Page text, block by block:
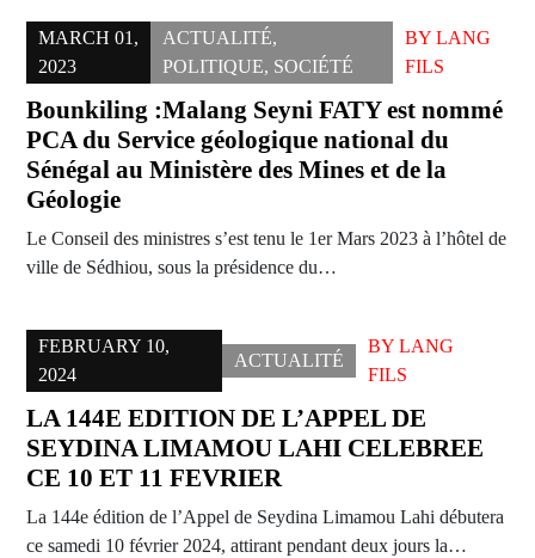
MARCH 01,
2023
ACTUALITÉ,
POLITIQUE, SOCIÉTÉ
BYLANG
FILS
Bounkiling :Malang Seyni FATY est nommé
PCA du Service géologique national du
Sénégal au Ministère des Mines et de la
Géologie
Le Conseil des ministres s’est tenu le 1er Mars 2023 à l’hôtel de
ville de Sédhiou, sous la présidence du…
FEBRUARY 10,
2024
ACTUALITÉ
BYLANG
FILS
LA 144E EDITION DE L’APPEL DE
SEYDINA LIMAMOU LAHI CELEBREE
CE 10 ET 11 FEVRIER
La 144e édition de l’Appel de Seydina Limamou Lahi débutera
ce samedi 10 février 2024, attirant pendant deux jours la…